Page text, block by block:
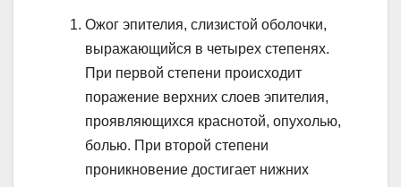
Ожог эпителия, слизистой оболочки,
выражающийся в четырех степенях.
При первой степени происходит
поражение верхних слоев эпителия,
проявляющихся краснотой, опухолью,
болью. При второй степени
проникновение достигает нижних